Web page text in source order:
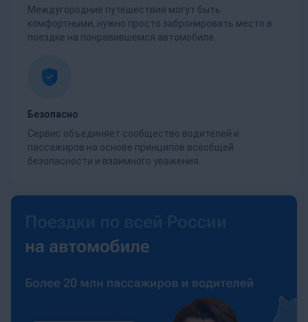
Междугородние путешествия могут быть
комфортными, нужно просто забронировать место в
поездке на понравившемся автомобиле.
Безопасно
Сервис объединяет сообщество водителей и
пассажиров на основе принципов всеобщей
безопасности и взаимного уважения.